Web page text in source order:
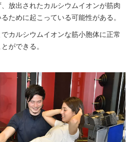
放出されたカルシウムイオンが筋肉
ために起こっている可能性がある。
カルシウムイオンな筋小胞体に正常
ができる。